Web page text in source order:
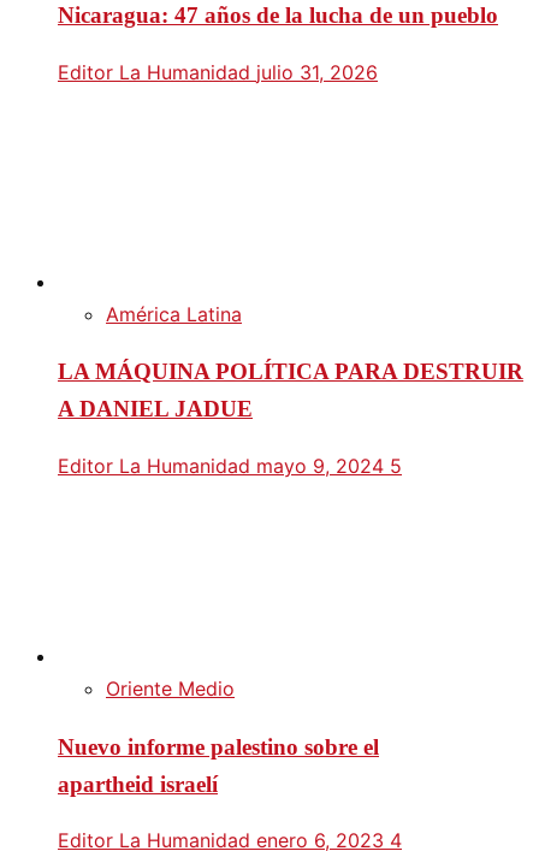
Nicaragua: 47 años de la lucha de un pueblo
Editor La Humanidad julio 31, 2026
América Latina
LA MÁQUINA POLÍTICA PARA DESTRUIR
A DANIEL JADUE
Editor La Humanidad mayo 9, 2024 5
Oriente Medio
Nuevo informe palestino sobre el
apartheid israelí
Editor La Humanidad enero 6, 2023 4